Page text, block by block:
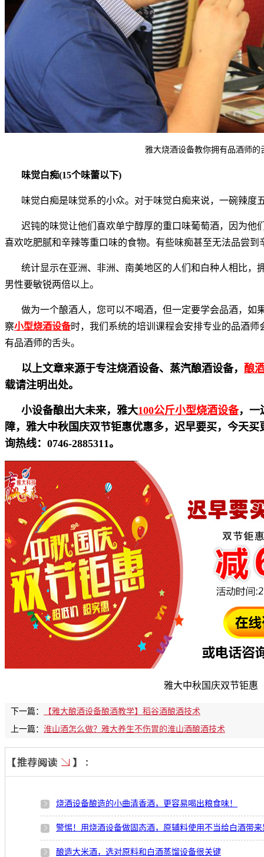
雅大烧酒设备教你拥有品酒师的
味觉白痴(15个味蕾以下)
味觉白痴是味觉系的小众。对于味觉白痴来说，一碗辣度
迟钝的味觉让他们喜欢单宁醇厚的重口味葡萄酒，因为他
喜欢吃肥腻和辛辣等重口味的食物。有些味痴甚至无法品尝到
统计显示在亚洲、非洲、南美地区的人们和白种人相比，
男性要敏锐两倍以上。
做为一个酿酒人，您可以不喝酒，但一定要学会品酒，如
察小型烧酒设备时，我们系统的培训课程会安排专业的品酒
有品酒师的舌头。
以上文章来源于专注烧酒设备、蒸汽酿酒设备， 酿
载请注明出处。
小设备酿出大未来，雅大100公斤小型烧酒设备，一
障，雅大中秋国庆双节钜惠优惠多，迟早要买，今天
询热线：0746-2885311。
雅大中秋国庆双节钜惠
下一篇：
【雅大酿酒设备酿酒教学】稻谷酒酿酒技术
上一篇： 淮山酒怎么做？雅大养生不伤胃的淮山酒酿酒技术
烧酒设备酿造的小曲清香酒，更容易喝出粮食味！
警惕！用烧酒设备做固态酒，原辅料使用不当给白酒带
酿造大米酒，选对原料和白酒蒸馏设备很关键